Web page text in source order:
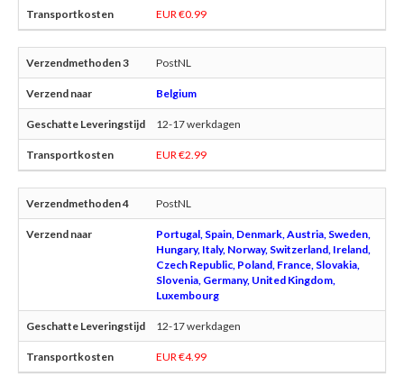
EUR €0.99
PostNL
Belgium
12-17 werkdagen
EUR €2.99
PostNL
Portugal, Spain, Denmark, Austria, Sweden,
Hungary, Italy, Norway, Switzerland, Ireland,
Czech Republic, Poland, France, Slovakia,
Slovenia, Germany, United Kingdom,
Luxembourg
12-17 werkdagen
EUR €4.99